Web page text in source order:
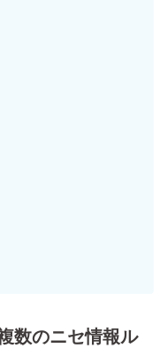
数のニセ情報ル